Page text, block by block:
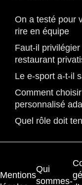
On a testé pour
rire en équipe
Faut-il
restaurant
Le e-sport a-t-il
Comment
personnalisé
Quel rôle doit
Mentions
Qui
sommes-